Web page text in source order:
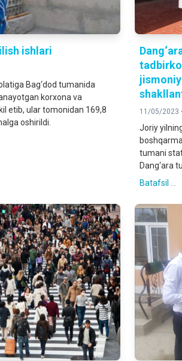
ishlari
Bag‘dod tumanida
korxona va
etib, ular tomonidan 169,8
oshirildi.
11/05/2023 •
Joriy
tumani
Dang‘ara
Batafsil ...